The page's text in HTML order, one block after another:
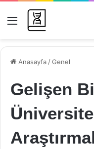
Menü
Anasayfa /Genel
Gelişen